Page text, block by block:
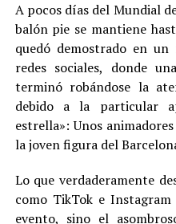
A pocos días del Mundial
balón pie se mantiene
quedó demostrado en
redes sociales, donde
terminó robándose la
debido a la particular
estrella»: Unos
la joven figura del
Lo que verdaderamente
como TikTok e
evento, sino el